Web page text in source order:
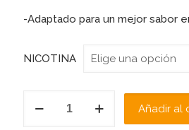
-Adaptado para un mejor sabor
NICOTINA
MELON
Añadir al